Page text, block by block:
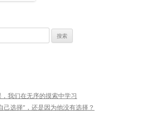
我们在无序的摸索中学习
己选择”，还是因为他没有选择？